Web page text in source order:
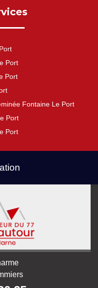
Port
Port
Fontaine Le Port
Port
Port